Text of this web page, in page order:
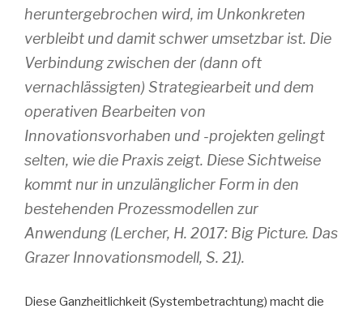
heruntergebrochen wird, im Unkonkreten
verbleibt und damit schwer umsetzbar ist. Die
Verbindung zwischen der (dann oft
vernachlässigten) Strategiearbeit und dem
operativen Bearbeiten von
Innovationsvorhaben und -projekten gelingt
selten, wie die Praxis zeigt. Diese Sichtweise
kommt nur in unzulänglicher Form in den
bestehenden Prozessmodellen zur
Anwendung (Lercher, H. 2017: Big Picture. Das
Grazer Innovationsmodell, S. 21).
Diese Ganzheitlichkeit (Systembetrachtung) macht die